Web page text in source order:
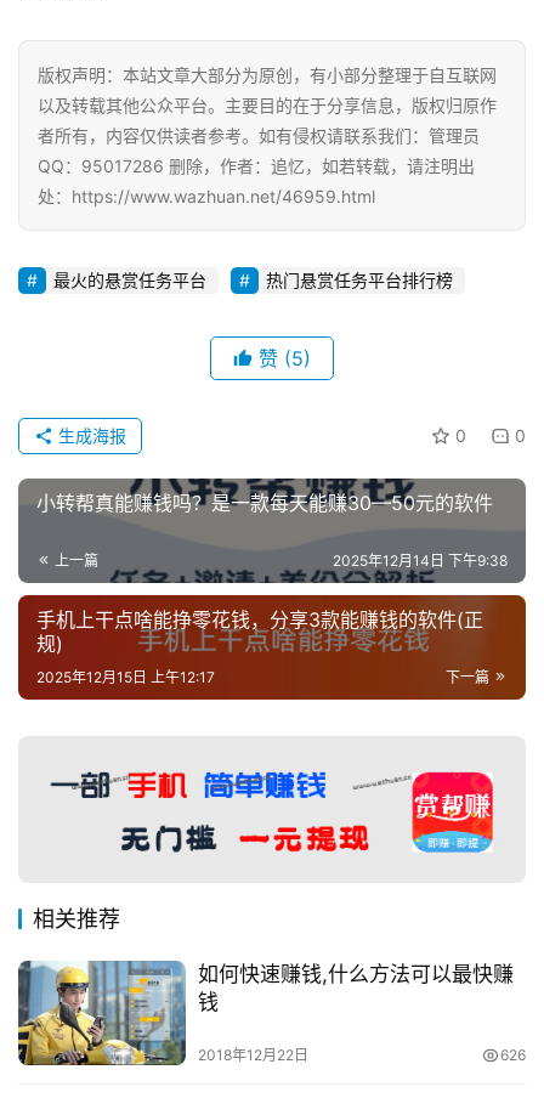
版权声明：本站文章大部分为原创，有小部分整理于自互联网
以及转载其他公众平台。主要目的在于分享信息，版权归原作
者所有，内容仅供读者参考。如有侵权请联系我们：管理员
QQ：95017286 删除，作者：追忆，如若转载，请注明出
处：https://www.wazhuan.net/46959.html
最火的悬赏任务平台 热门悬赏任务平台排行榜
赞 (5)
0 0
生成海报
小转帮真能赚钱吗？是一款每天能赚30—50元的软件
上一篇 2025年12月14日 下午9:38
手机上干点啥能挣零花钱，分享3款能赚钱的软件(正
规)
下一篇
2025年12月15日 上午12:17
相关推荐
如何快速赚钱,什么方法可以最快赚
钱
2018年12月22日 626